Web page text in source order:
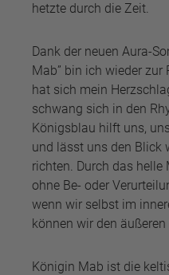
hetzte durch die Zeit.
Dank der neuen Aura-
Mab” bin ich wieder
hat sich mein
schwang sich in den
Königsblau hilft uns,
und lässt uns den Blick
richten. Durch das
ohne Be- oder
wenn wir selbst im
können wir den
Königin Mab ist die